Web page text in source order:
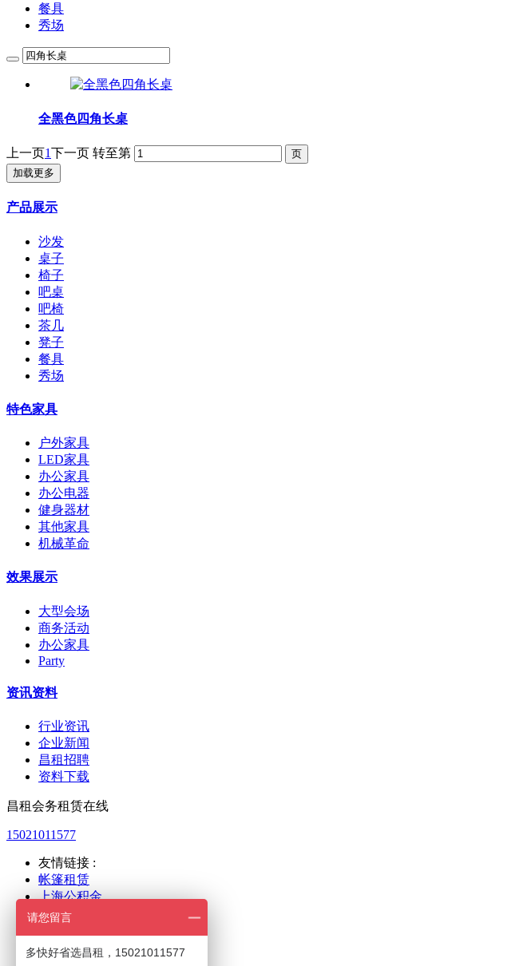
餐具
秀场
全黑色四角长桌
上一页1下一页 转至第
加载更多
产品展示
沙发
桌子
椅子
吧桌
吧椅
茶几
凳子
餐具
秀场
特色家具
户外家具
LED家具
办公家具
办公电器
健身器材
其他家具
机械革命
效果展示
大型会场
商务活动
办公家具
Party
资讯资料
行业资讯
企业新闻
昌租招聘
资料下载
昌租会务租赁在线
15021011577
友情链接 :
帐篷租赁
上海公积金
上海人力
世博展览
请您留言
多快好省选昌租，15021011577